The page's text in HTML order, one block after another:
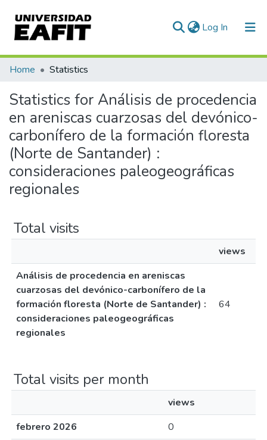
Log In (current)
Communities & Collections
All of DSpace
Home Statistics
Statistics for Análisis de procedencia
en areniscas cuarzosas del devónico-
carbonífero de la formación floresta
(Norte de Santander) :
consideraciones paleogeográficas
regionales
Total visits
views
Análisis de procedencia en areniscas
cuarzosas del devónico-carbonífero de la
formación floresta (Norte de Santander) :
consideraciones paleogeográficas
regionales
64
Total visits per month
views
febrero 2026
0